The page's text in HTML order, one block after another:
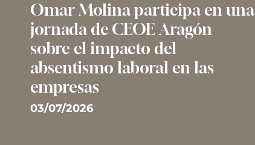
Omar Molina participa en una
jornada de CEOE Aragón
sobre el impacto del
absentismo laboral en las
empresas
03/07/2026